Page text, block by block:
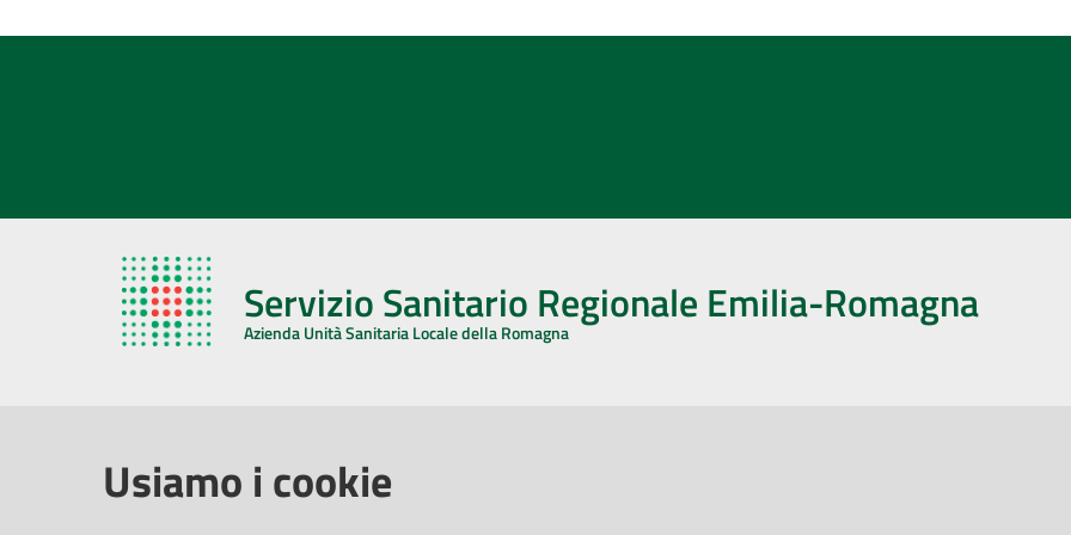
Servizio Sanitario Regionale Emilia-Romagna
Azienda Unità Sanitaria Locale della Romagna
Usiamo i cookie